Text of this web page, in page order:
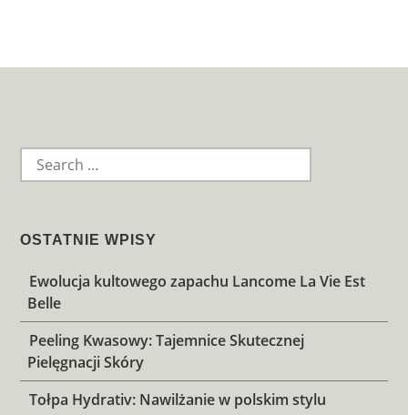
FOR:
OSTATNIE WPISY
Ewolucja kultowego zapachu Lancome La Vie Est
Belle
Peeling Kwasowy: Tajemnice Skutecznej
Pielęgnacji Skóry
Tołpa Hydrativ: Nawilżanie w polskim stylu